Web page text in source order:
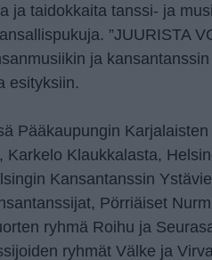
ja taidokkaita tanssi- ja
”JUURISTA
ja
esityksiin.
Pääkaupungin
Karkelo Klaukkalasta,
Kansantanssin
Pörriäiset
ryhmä Roihu ja
ryhmät Välke ja